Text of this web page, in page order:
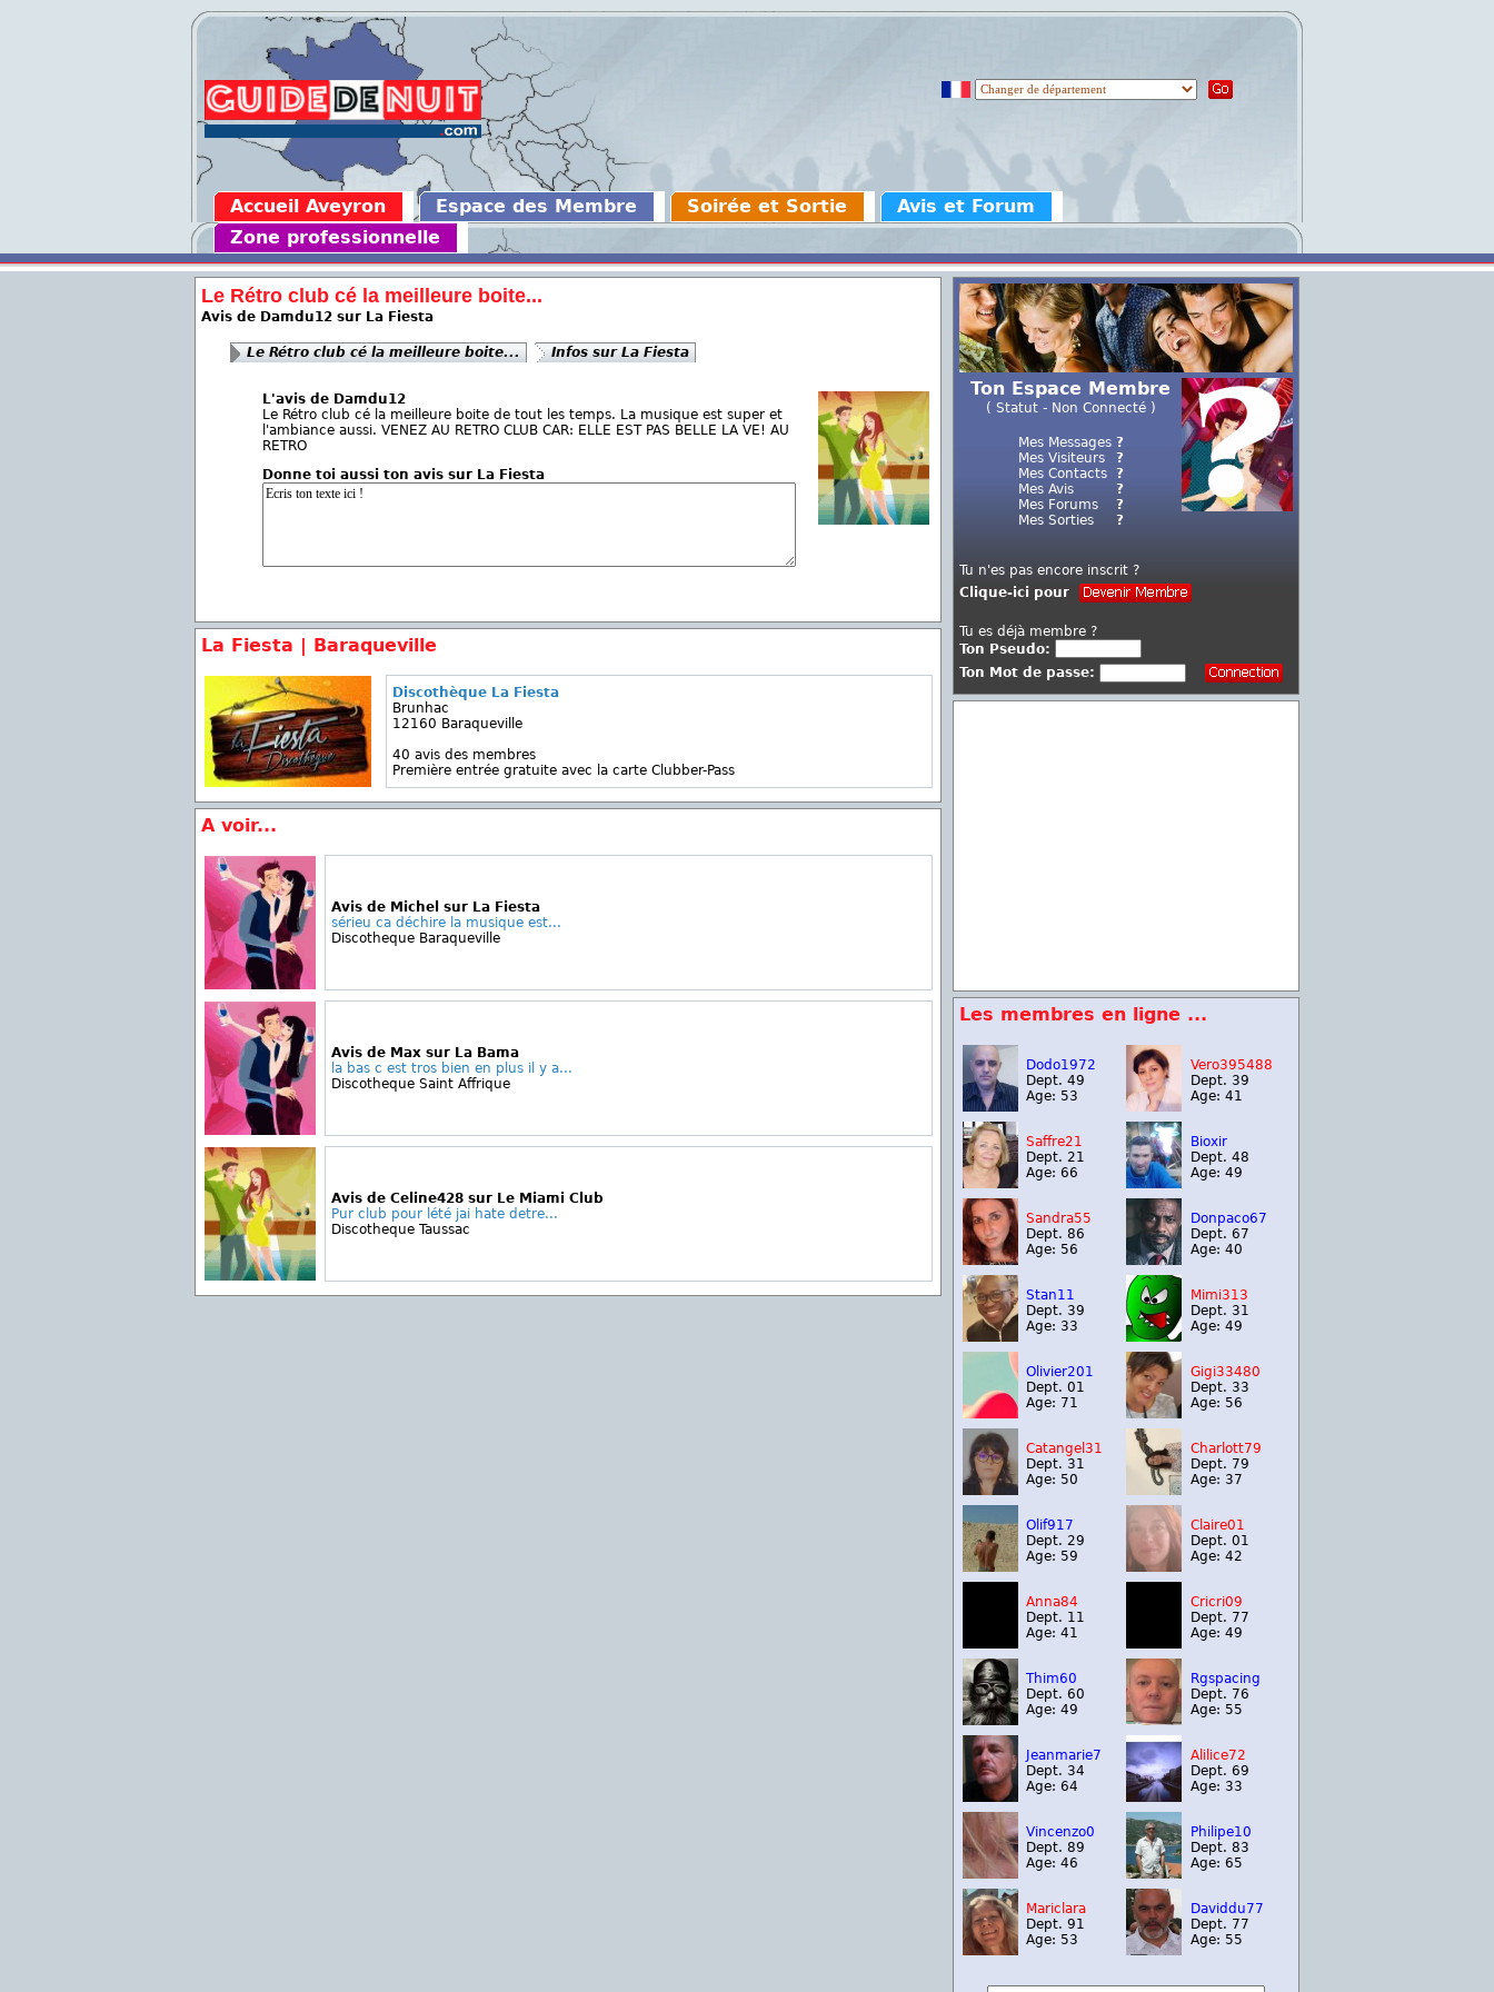
Accueil Aveyron Espace des Membre Soirée et Sortie
Avis et Forum
Zone professionnelle
Le Rétro club cé la meilleure boite...
Avis de Damdu12 sur La Fiesta
Le Rétro club cé la meilleure boite... Infos sur La Fiesta
L'avis de Damdu12
Le Rétro club cé la meilleure boite de tout les temps. La musique est super et
l'ambiance aussi. VENEZ AU RETRO CLUB CAR: ELLE EST PAS BELLE LA VE! AU
RETRO
Donne toi aussi ton avis sur La Fiesta
La Fiesta | Baraqueville
Discothèque La Fiesta
Brunhac
12160 Baraqueville
40 avis des membres
Première entrée gratuite avec la carte Clubber-Pass
A voir...
Avis de Michel sur La Fiesta
sérieu ca déchire la musique est...
Discotheque Baraqueville
Avis de Max sur La Bama
la bas c est tros bien en plus il y a...
Discotheque Saint Affrique
Avis de Celine428 sur Le Miami Club
Pur club pour lété jai hate detre...
Discotheque Taussac
Ton Espace Membre
( Statut - Non Connecté )
Mes Messages
Mes Visiteurs
Mes Contacts
Mes Avis
Mes Forums
Mes Sorties
?
?
?
?
?
?
Tu n'es pas encore inscrit ?
Clique-ici pour
Tu es déjà membre ?
Ton Pseudo:
Ton Mot de passe:
Les membres en ligne ...
Dodo1972
Dept. 49
Age: 53
Vero395488
Dept. 39
Age: 41
Saffre21
Dept. 21
Age: 66
Bioxir
Dept. 48
Age: 49
Sandra55
Dept. 86
Age: 56
Donpaco67
Dept. 67
Age: 40
Stan11
Dept. 39
Age: 33
Mimi313
Dept. 31
Age: 49
Olivier201
Dept. 01
Age: 71
Gigi33480
Dept. 33
Age: 56
Catangel31
Dept. 31
Age: 50
Charlott79
Dept. 79
Age: 37
Olif917
Dept. 29
Age: 59
Claire01
Dept. 01
Age: 42
Anna84
Dept. 11
Age: 41
Cricri09
Dept. 77
Age: 49
Thim60
Dept. 60
Age: 49
Rgspacing
Dept. 76
Age: 55
Jeanmarie7
Dept. 34
Age: 64
Alilice72
Dept. 69
Age: 33
Vincenzo0
Dept. 89
Age: 46
Philipe10
Dept. 83
Age: 65
Mariclara
Dept. 91
Age: 53
Daviddu77
Dept. 77
Age: 55